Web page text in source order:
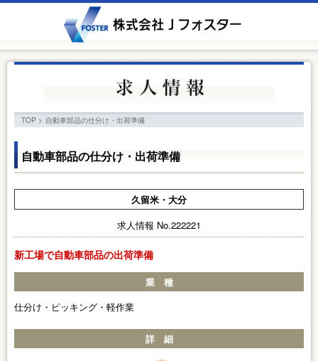
TOP > 自動車部品の仕分け・出荷準備
自動車部品の仕分け・出荷準備
久留米・大分
求人情報 No.222221
新工場で自動車部品の出荷準備
業 種
仕分け・ピッキング・軽作業
詳 細